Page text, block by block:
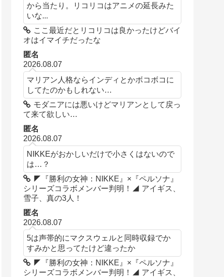
から当たり。リコリコはアニメの延長みた
いな...
ここ最近だとリコリコは良かったけどバイ
オはイマイチだったな
匿名
2026.08.07
マリアン人格ならインディとかボコボコに
してたのかもしれない…
モダニアには悪いけどマリアンとして戻っ
て来て欲しい…
匿名
2026.08.07
NIKKEがおかしいだけで小さくはないので
は…？
◤『勝利の女神：NIKKE』×『ペルソナ』
シリーズコラボメンバー判明！◢ アイギス、
雪子、真の3人！
匿名
2026.08.07
5は声帯的にマクスウェルと同時収録でか
すみかと思ってたけど違ったか
◤『勝利の女神：NIKKE』×『ペルソナ』
シリーズコラボメンバー判明！◢ アイギス、